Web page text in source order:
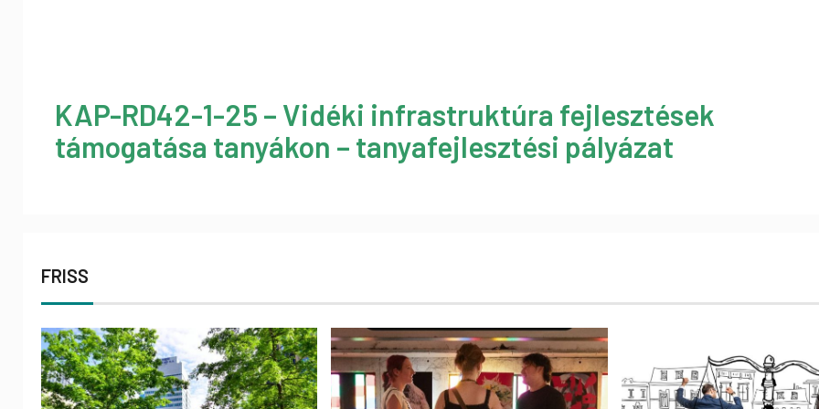
KAP-RD42-1-25 – Vidéki infrastruktúra fejlesztések
támogatása tanyákon – tanyafejlesztési pályázat
FRISS